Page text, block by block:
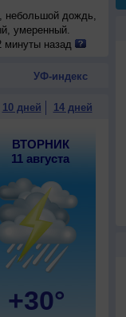
небольшой дождь,
умеренный.
сильный дождь,
возможна гроза;
минуты назад
УФ-индекс
10 дней 14 дней
ВТОРНИК
11 августа
+30°